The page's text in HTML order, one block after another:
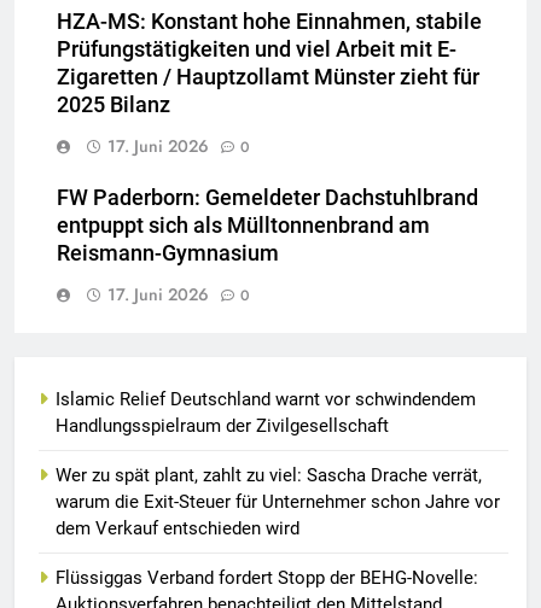
HZA-MS: Konstant hohe Einnahmen, stabile
Prüfungstätigkeiten und viel Arbeit mit E-
Zigaretten / Hauptzollamt Münster zieht für
2025 Bilanz
17. Juni 2026
0
FW Paderborn: Gemeldeter Dachstuhlbrand
entpuppt sich als Mülltonnenbrand am
Reismann-Gymnasium
17. Juni 2026
0
Islamic Relief Deutschland warnt vor schwindendem
Handlungsspielraum der Zivilgesellschaft
Wer zu spät plant, zahlt zu viel: Sascha Drache verrät,
warum die Exit-Steuer für Unternehmer schon Jahre vor
dem Verkauf entschieden wird
Flüssiggas Verband fordert Stopp der BEHG-Novelle: